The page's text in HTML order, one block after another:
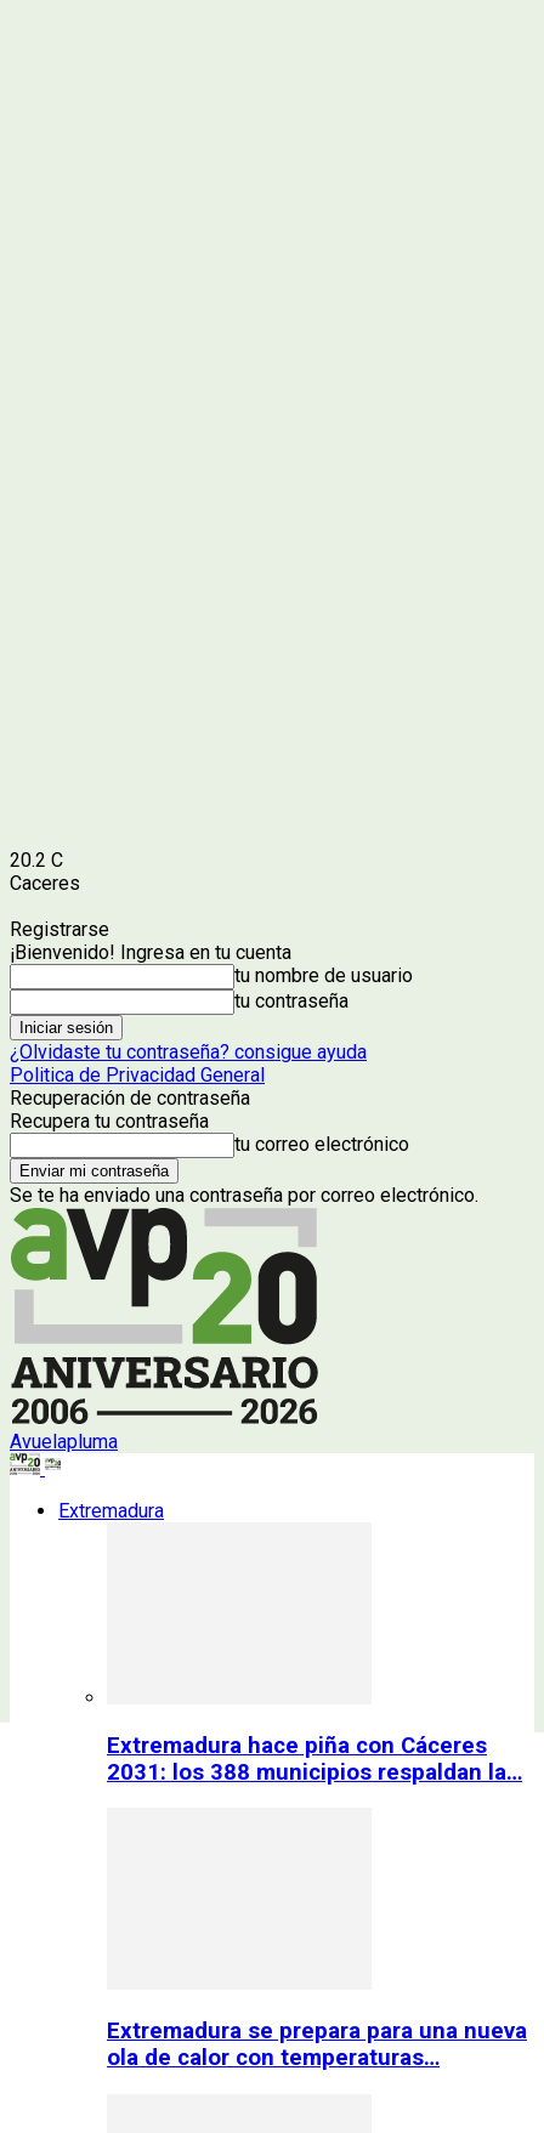
20.2 C
Caceres
Registrarse
¡Bienvenido! Ingresa en tu cuenta
tu nombre de usuario
tu contraseña
¿Olvidaste tu contraseña? consigue ayuda
Politica de Privacidad General
Recuperación de contraseña
Recupera tu contraseña
tu correo electrónico
Se te ha enviado una contraseña por correo electrónico.
Avuelapluma
Extremadura
Extremadura hace piña con Cáceres
2031: los 388 municipios respaldan la…
Extremadura se prepara para una nueva
ola de calor con temperaturas…